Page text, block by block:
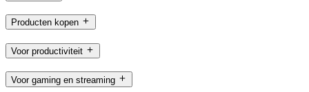
Producten kopen
Voor productiviteit
Voor gaming en streaming